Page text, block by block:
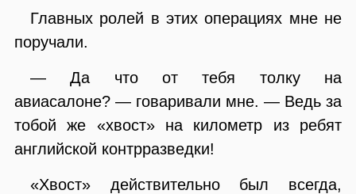
Главных ролей в этих операциях мне не
поручали.
— Да что от тебя толку на
авиасалоне? — говаривали мне. — Ведь за
тобой же «хвост» на километр из ребят
английской контрразведки!
«Хвост» действительно был всегда,